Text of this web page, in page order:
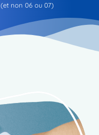
non 06 ou 07)